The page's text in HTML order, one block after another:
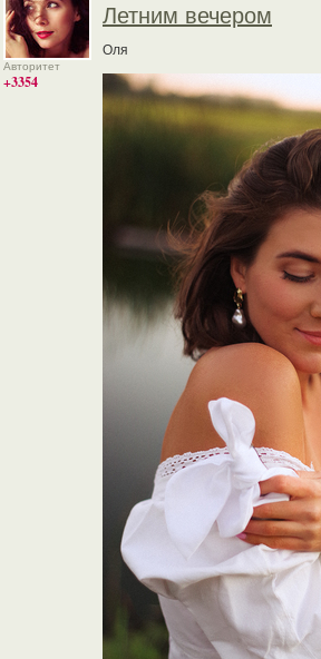
Авторитет
+3354
Летним вечером
Оля